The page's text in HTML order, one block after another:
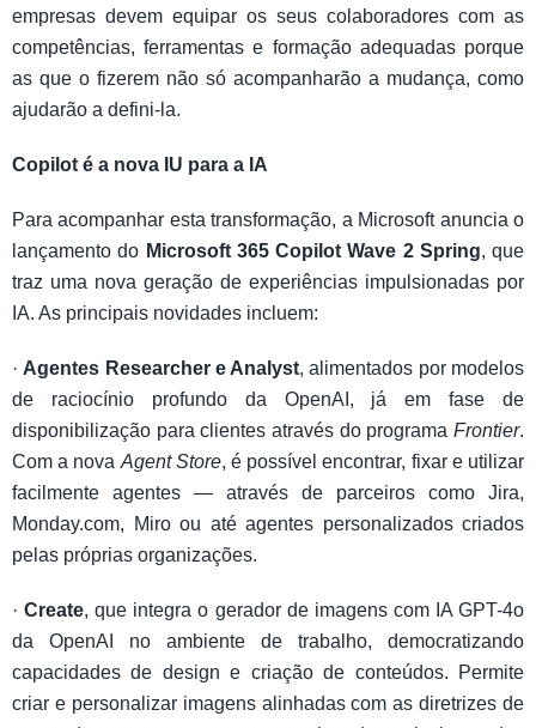
empresas devem equipar os seus colaboradores com as
competências, ferramentas e formação adequadas porque
as que o fizerem não só acompanharão a mudança, como
ajudarão a defini-la.
Copilot é a nova IU para a IA
Para acompanhar esta transformação, a Microsoft anuncia o
lançamento do Microsoft 365 Copilot Wave 2 Spring, que
traz uma nova geração de experiências impulsionadas por
IA. As principais novidades incluem:
· Agentes Researcher e Analyst, alimentados por modelos
de raciocínio profundo da OpenAI, já em fase de
disponibilização para clientes através do programa Frontier.
Com a nova Agent Store, é possível encontrar, fixar e utilizar
facilmente agentes — através de parceiros como Jira,
Monday.com, Miro ou até agentes personalizados criados
pelas próprias organizações.
·Create, que integra o gerador de imagens com IA GPT-4o
da OpenAI no ambiente de trabalho, democratizando
capacidades de design e criação de conteúdos. Permite
criar e personalizar imagens alinhadas com as diretrizes de